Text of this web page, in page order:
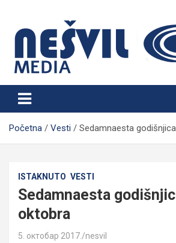
content
Nešvil Media
Početna Vesti Sedamnaesta
ISTAKNUTO VESTI
Sedamnaesta
oktobra
5. октобар 2017. nesvil